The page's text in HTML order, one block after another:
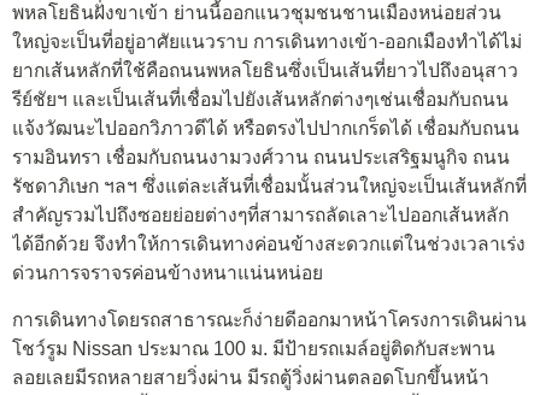
พหลโยธินฝั่งขาเข้า ย่านนี้ออกแนวชุมชนชานเมืองหน่อยส่วน
ใหญ่จะเป็นที่อยู่อาศัยแนวราบ การเดินทางเข้า-ออกเมืองทำได้ไม่
ยากเส้นหลักที่ใช้คือถนนพหลโยธินซึ่งเป็นเส้นที่ยาวไปถึงอนุสาว
รีย์ชัยฯ และเป็นเส้นที่เชื่อมไปยังเส้นหลักต่างๆเช่นเชื่อมกับถนน
แจ้งวัฒนะไปออกวิภาวดีได้ หรือตรงไปปากเกร็ดได้ เชื่อมกับถนน
รามอินทรา เชื่อมกับถนนงามวงศ์วาน ถนนประเสริฐมนูกิจ ถนน
รัชดาภิเษก ฯลฯ ซึ่งแต่ละเส้นที่เชื่อมนั้นส่วนใหญ่จะเป็นเส้นหลักที่
สำคัญรวมไปถึงซอยย่อยต่างๆที่สามารถลัดเลาะไปออกเส้นหลัก
ได้อีกด้วย จึงทำให้การเดินทางค่อนข้างสะดวกแต่ในช่วงเวลาเร่ง
ด่วนการจราจรค่อนข้างหนาแน่นหน่อย
การเดินทางโดยรถสาธารณะก็ง่ายดีออกมาหน้าโครงการเดินผ่าน
โชว์รูม Nissan ประมาณ 100 ม. มีป้ายรถเมล์อยู่ติดกับสะพาน
ลอยเลยมีรถหลายสายวิ่งผ่าน มีรถตู้วิ่งผ่านตลอดโบกขึ้นหน้า